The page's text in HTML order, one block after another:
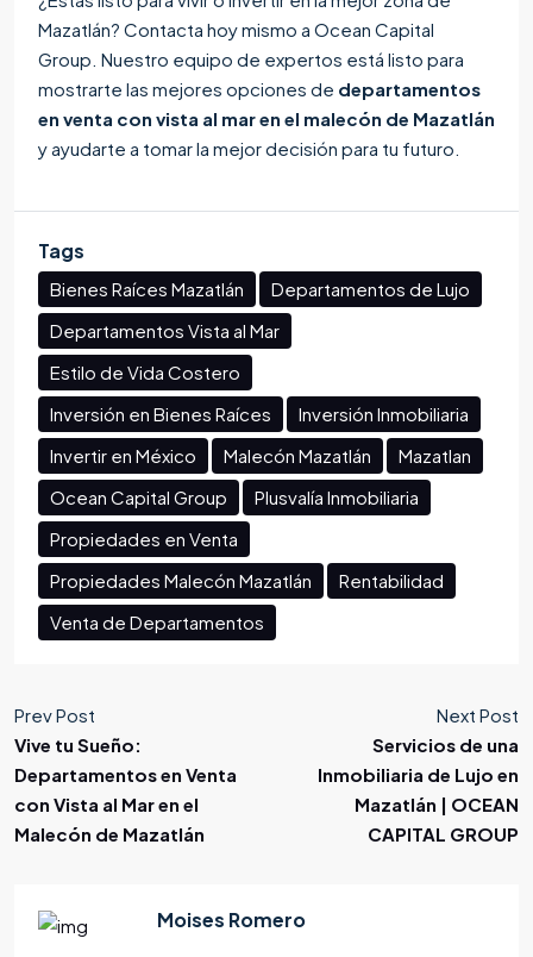
Mazatlán? Contacta hoy mismo a Ocean Capital
Group. Nuestro equipo de expertos está listo para
mostrarte las mejores opciones de departamentos
en venta con vista al mar en el malecón de Mazatlán
y ayudarte a tomar la mejor decisión para tu futuro.
Tags
Bienes Raíces Mazatlán
Departamentos de Lujo
Departamentos Vista al Mar
Estilo de Vida Costero
Inversión en Bienes Raíces
Inversión Inmobiliaria
Invertir en México
Malecón Mazatlán
Mazatlan
Ocean Capital Group
Plusvalía Inmobiliaria
Propiedades en Venta
Propiedades Malecón Mazatlán
Rentabilidad
Venta de Departamentos
Prev Post
Vive tu Sueño:
Departamentos en Venta
con Vista al Mar en el
Malecón de Mazatlán
Next Post
Servicios de una
Inmobiliaria de Lujo en
Mazatlán | OCEAN
CAPITAL GROUP
Moises Romero